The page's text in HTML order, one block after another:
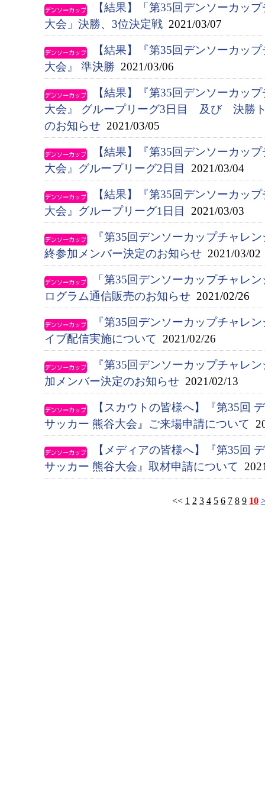
【結果】「第35回デンソーカッ
大会」決勝、3位決定戦 2021/03/07
【結果】『第35回デンソーカッ
大会』 準決勝 2021/03/06
【結果】『第35回デンソーカッ
大会』 グループリーグ3日目 及び 決勝
のお知らせ 2021/03/05
【結果】『第35回デンソーカッ
大会』グループリーグ2日目
2021/03/04
【結果】『第35回デンソーカッ
大会』グループリーグ1日目
2021/03/03
『第35回デンソーカップチャレ
終参加メンバー決定のお知らせ 2021/03/02
「第35回デンソーカップチャレ
ログラム通信販売のお知らせ 2021/02/26
『第35回デンソーカップチャレ
イブ配信実施について 2021/02/26
『第35回デンソーカップチャレ
加メンバー決定のお知らせ 2021/02/13
【スカウトの皆様へ】『第35回
サッカー 熊谷大会』ご来場申請について
【メディアの皆様へ】『第35回
サッカー 熊谷大会』取材申請について
<< 1 2 3 4 5 6 7 8 9 10